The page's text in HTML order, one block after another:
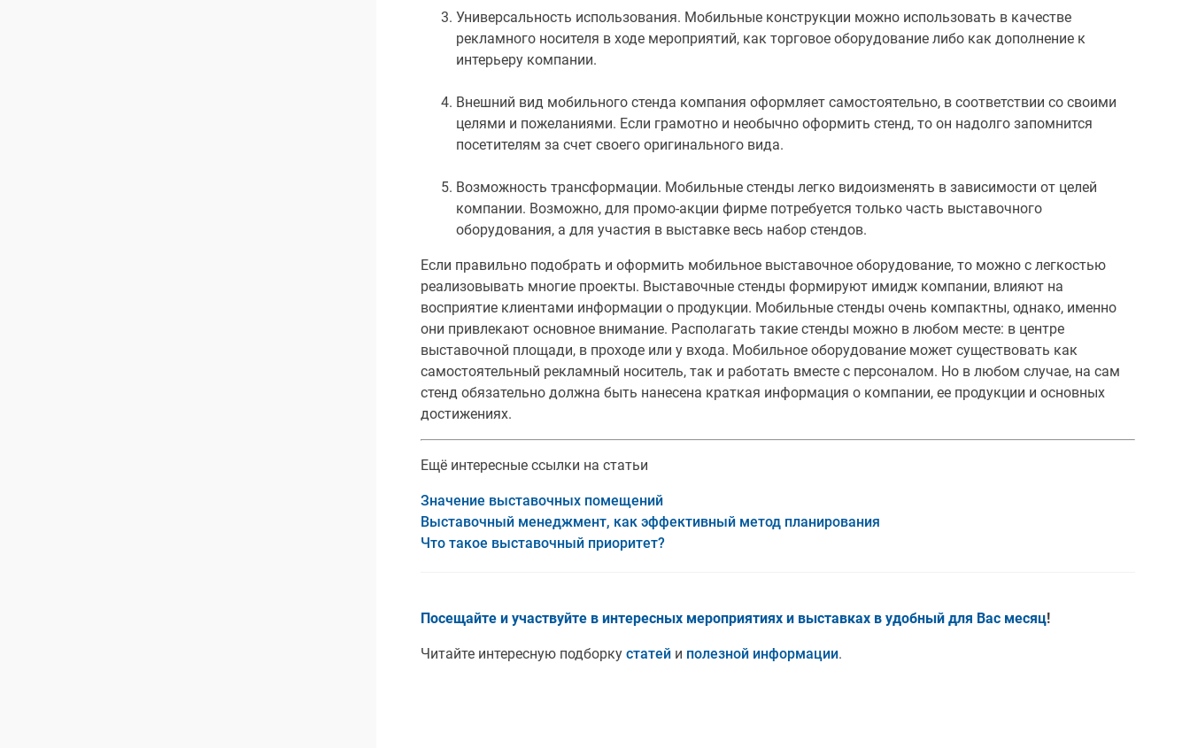
Универсальность использования. Мобильные конструкции можно использовать в качестве
рекламного носителя в ходе мероприятий, как торговое оборудование либо как дополнение к
интерьеру компании.
Внешний вид мобильного стенда компания оформляет самостоятельно, в соответствии со своими
целями и пожеланиями. Если грамотно и необычно оформить стенд, то он надолго запомнится
посетителям за счет своего оригинального вида.
Возможность трансформации. Мобильные стенды легко видоизменять в зависимости от целей
компании. Возможно, для промо-акции фирме потребуется только часть выставочного
оборудования, а для участия в выставке весь набор стендов.
Если правильно подобрать и оформить мобильное выставочное оборудование, то можно с легкостью
реализовывать многие проекты. Выставочные стенды формируют имидж компании, влияют на
восприятие клиентами информации о продукции. Мобильные стенды очень компактны, однако, именно
они привлекают основное внимание. Располагать такие стенды можно в любом месте: в центре
выставочной площади, в проходе или у входа. Мобильное оборудование может существовать как
самостоятельный рекламный носитель, так и работать вместе с персоналом. Но в любом случае, на сам
стенд обязательно должна быть нанесена краткая информация о компании, ее продукции и основных
достижениях.
Ещё интересные ссылки на статьи
Значение выставочных помещений
Выставочный менеджмент, как эффективный метод планирования
Что такое выставочный приоритет?
Посещайте и участвуйте в интересных мероприятиях и выставках в удобный для Вас месяц!
Читайте интересную подборкустатей и полезной информации.